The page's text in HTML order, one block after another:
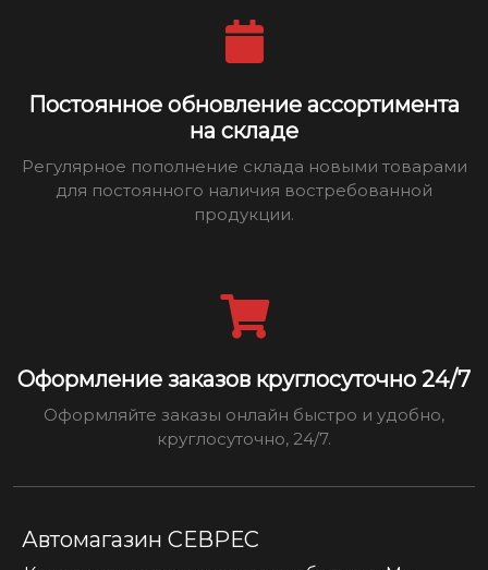
Постоянное обновление ассортимента
на складе
Регулярное пополнение склада новыми товарами
для постоянного наличия востребованной
продукции.
Оформление заказов круглосуточно 24/7
Оформляйте заказы онлайн быстро и удобно,
круглосуточно, 24/7.
Автомагазин СЕВРЕС